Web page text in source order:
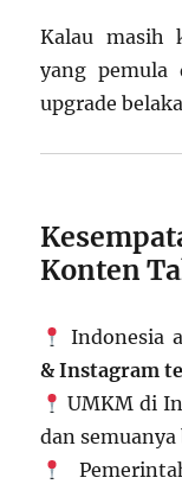
Kalau masih
yang pemula
upgrade
Konten
Indonesia
& Instagram
UMKM di
dan